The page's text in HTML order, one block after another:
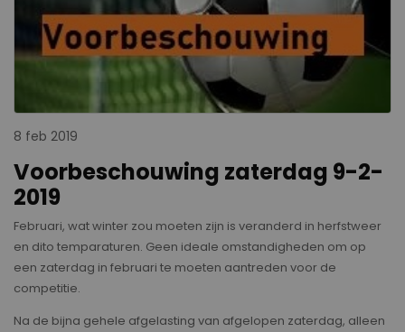
8 feb 2019
Voorbeschouwing zaterdag 9-2-
2019
Februari, wat winter zou moeten zijn is veranderd in herfstweer
en dito temparaturen. Geen ideale omstandigheden om op
een zaterdag in februari te moeten aantreden voor de
competitie.
Na de bijna gehele afgelasting van afgelopen zaterdag, alleen